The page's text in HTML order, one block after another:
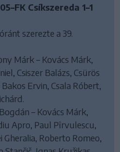
Csíkszereda 1–1
szerezte a 39.
Márk – Kovács Márk,
Csiszer Balázs, Csürös
Ervin, Csala Róbert,
– Kovács Márk,
Apro, Paul Pîrvulescu,
Gheralia, Roberto Romeo,